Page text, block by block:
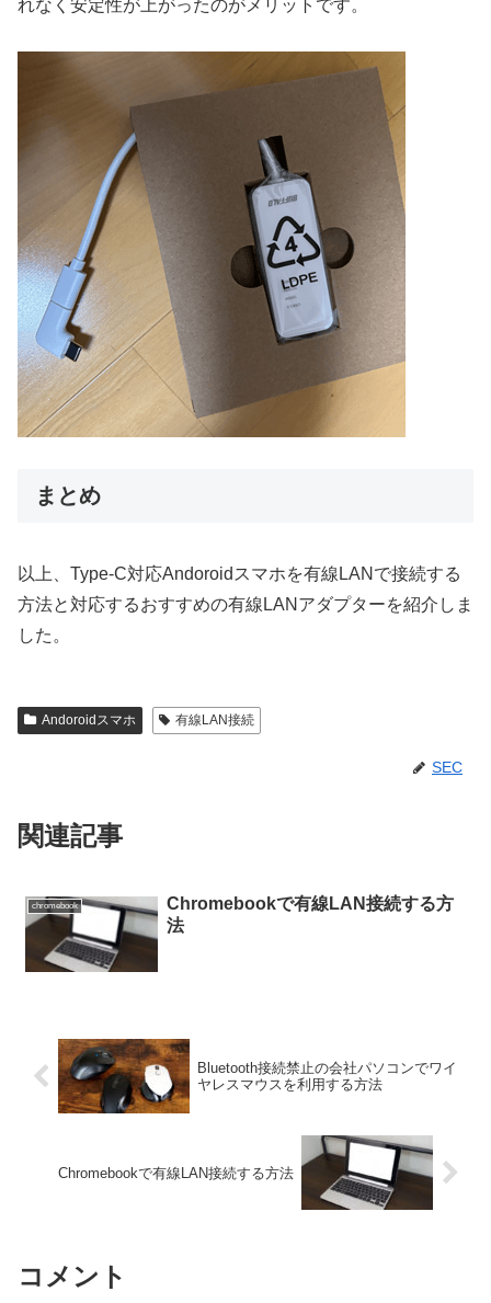
れなく安定性が上がったのがメリットです。
まとめ
以上、Type-C対応Andoroidスマホを有線LANで接続する
方法と対応するおすすめの有線LANアダプターを紹介しま
した。
Andoroidスマホ 有線LAN接続
SEC
関連記事
chromebook
Chromebookで有線LAN接続する方
法
Bluetooth接続禁止の会社パソコンでワイ
ヤレスマウスを利用する方法
Chromebookで有線LAN接続する方法
コメント